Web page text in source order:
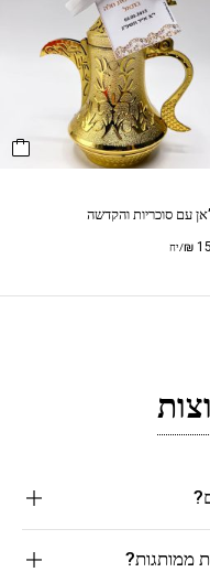
עם סוכריות והקדשה
₪/יח
ממותגות?